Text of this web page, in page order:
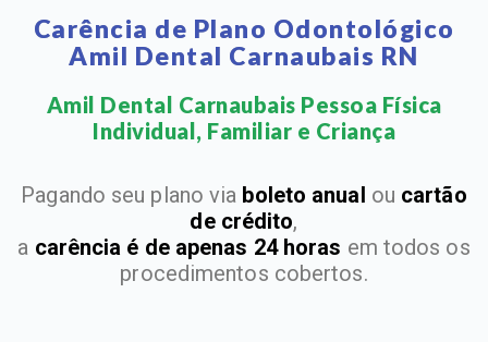
Carência de Plano Odontológico
Amil Dental Carnaubais RN
Amil Dental Carnaubais Pessoa Física
Individual, Familiar e Criança​
Pagando seu plano via boleto anual ou cartão
de crédito,
a carência é de apenas 24 horas em todos os
procedimentos cobertos.